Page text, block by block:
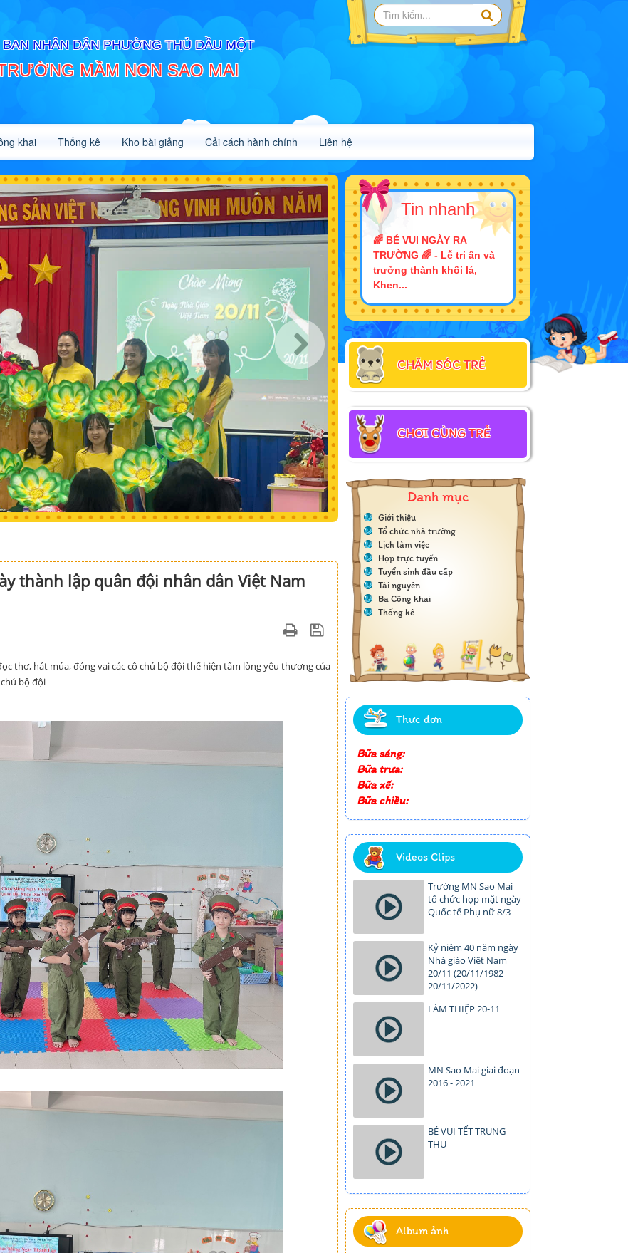
BAN NHÂN DÂN PHƯỜNG THỦ DẦU MỘT
MẦM NON SAO MAI
khai Thống kê Kho bài giảng Cải cách hành chính Liên hệ
thành lập quân đội nhân dân Việt Nam
thơ, hát múa, đóng vai các cô chú bộ đội thể hiện tấm lòng yêu thương của
bộ đội
Tin nhanh
🌈 BÉ VUI NGÀY RA
TRƯỜNG 🌈 - Lễ tri ân và
trưởng thành khối lá,
Khen...
CHĂM SÓC TRẺ
CHƠI CÙNG TRẺ
Danh mục
Giới thiệu
Tổ chức nhà trường
Lịch làm việc
Họp trực tuyến
Tuyển sinh đầu cấp
Tài nguyên
Ba Công khai
Thống kê
Thực đơn
Bữa sáng:
Bữa trưa:
Bữa xế:
Bữa chiều:
Videos Clips
Trường MN Sao Mai
tổ chức họp mặt ngày
Quốc tế Phụ nữ 8/3
Kỷ niệm 40 năm ngày
Nhà giáo Việt Nam
20/11 (20/11/1982-
20/11/2022)
LÀM THIỆP 20-11
MN Sao Mai giai đoạn
2016 - 2021
BÉ VUI TẾT TRUNG
THU
Album ảnh